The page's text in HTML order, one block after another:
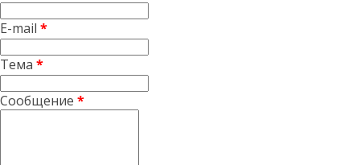
E-mail *
Тема *
Сообщение *